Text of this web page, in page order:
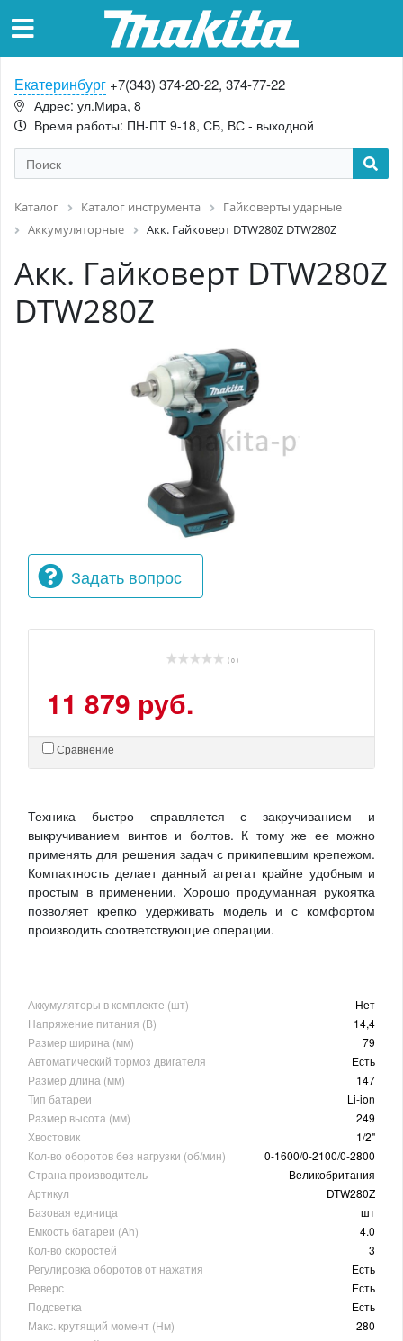
Екатеринбург +7(343) 374-20-22, 374-77-22
Адрес: ул.Мира, 8
Время работы: ПН-ПТ 9-18, СБ, ВС - выходной
Каталог Каталог инструмента
Гайковерты ударные
Аккумуляторные
Акк. Гайковерт DTW280Z DTW280Z
Акк. Гайковерт DTW280Z
DTW280Z
Задать вопрос
( 0 )
11 879 руб.
Сравнение
Техника быстро справляется с закручиванием и
выкручиванием винтов и болтов. К тому же ее можно
применять для решения задач с прикипевшим крепежом.
Компактность делает данный агрегат крайне удобным и
простым в применении. Хорошо продуманная рукоятка
позволяет крепко удерживать модель и с комфортом
производить соответствующие операции.
Аккумуляторы в комплекте (шт)
Нет
Напряжение питания (В)
14,4
Размер ширина (мм)
79
Автоматический тормоз двигателя
Есть
Размер длина (мм)
147
Тип батареи
Li-ion
Размер высота (мм)
249
Хвостовик
1/2"
Кол-во оборотов без нагрузки (об/мин)
0-1600/0-2100/0-2800
Страна производитель
Великобритания
Артикул
DTW280Z
Базовая единица
шт
Емкость батареи (Ah)
4.0
Кол-во скоростей
3
Регулировка оборотов от нажатия
Есть
Реверс
Есть
Подсветка
Есть
Макс. крутящий момент (Нм)
280